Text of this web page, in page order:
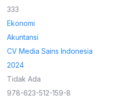
333
Ekonomi
Akuntansi
CV Media Sains Indonesia
2024
Tidak Ada
978-623-512-159-8